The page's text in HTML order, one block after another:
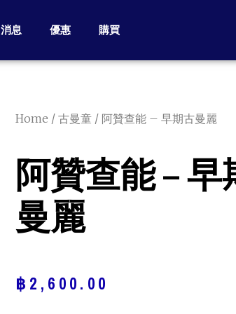
消息 優惠 購買
Home / 古曼童 / 阿贊查能 – 早期古曼麗
阿贊查能 – 早
曼麗
฿ 2,600.00